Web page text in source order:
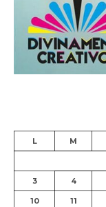
L M
3 4
10 11